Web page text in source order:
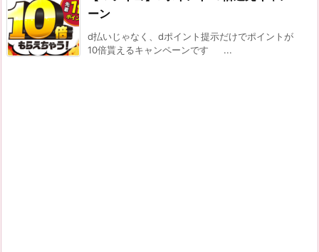
ーン
d払いじゃなく、dポイント提示だけでポイントが
10倍貰えるキャンペーンです ...